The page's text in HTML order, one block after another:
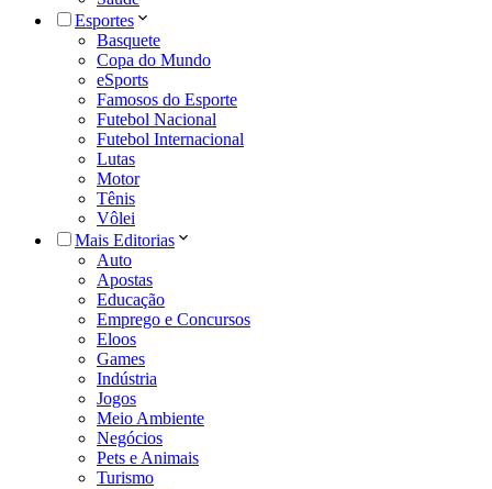
Esportes
Basquete
Copa do Mundo
eSports
Famosos do Esporte
Futebol Nacional
Futebol Internacional
Lutas
Motor
Tênis
Vôlei
Mais Editorias
Auto
Apostas
Educação
Emprego e Concursos
Eloos
Games
Indústria
Jogos
Meio Ambiente
Negócios
Pets e Animais
Turismo